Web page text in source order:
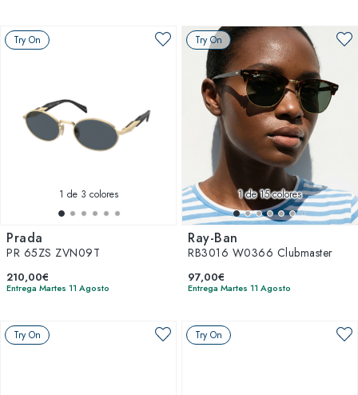
Try On
1 de 3 colores
Prada
PR 65ZS ZVN09T
210,00€
Entrega Martes 11 Agosto
Try On
1de 15 colores
Ray-Ban
RB3016 W0366 Clubmaster
97,00€
Entrega Martes 11 Agosto
Try On Try On